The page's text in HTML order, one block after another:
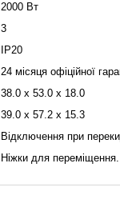
2000 Вт
3
IP20
24 місяця офіційної
38.0 х 53.0 х 18.0
39.0 х 57.2 х 15.3
Відключення при
Ніжки для